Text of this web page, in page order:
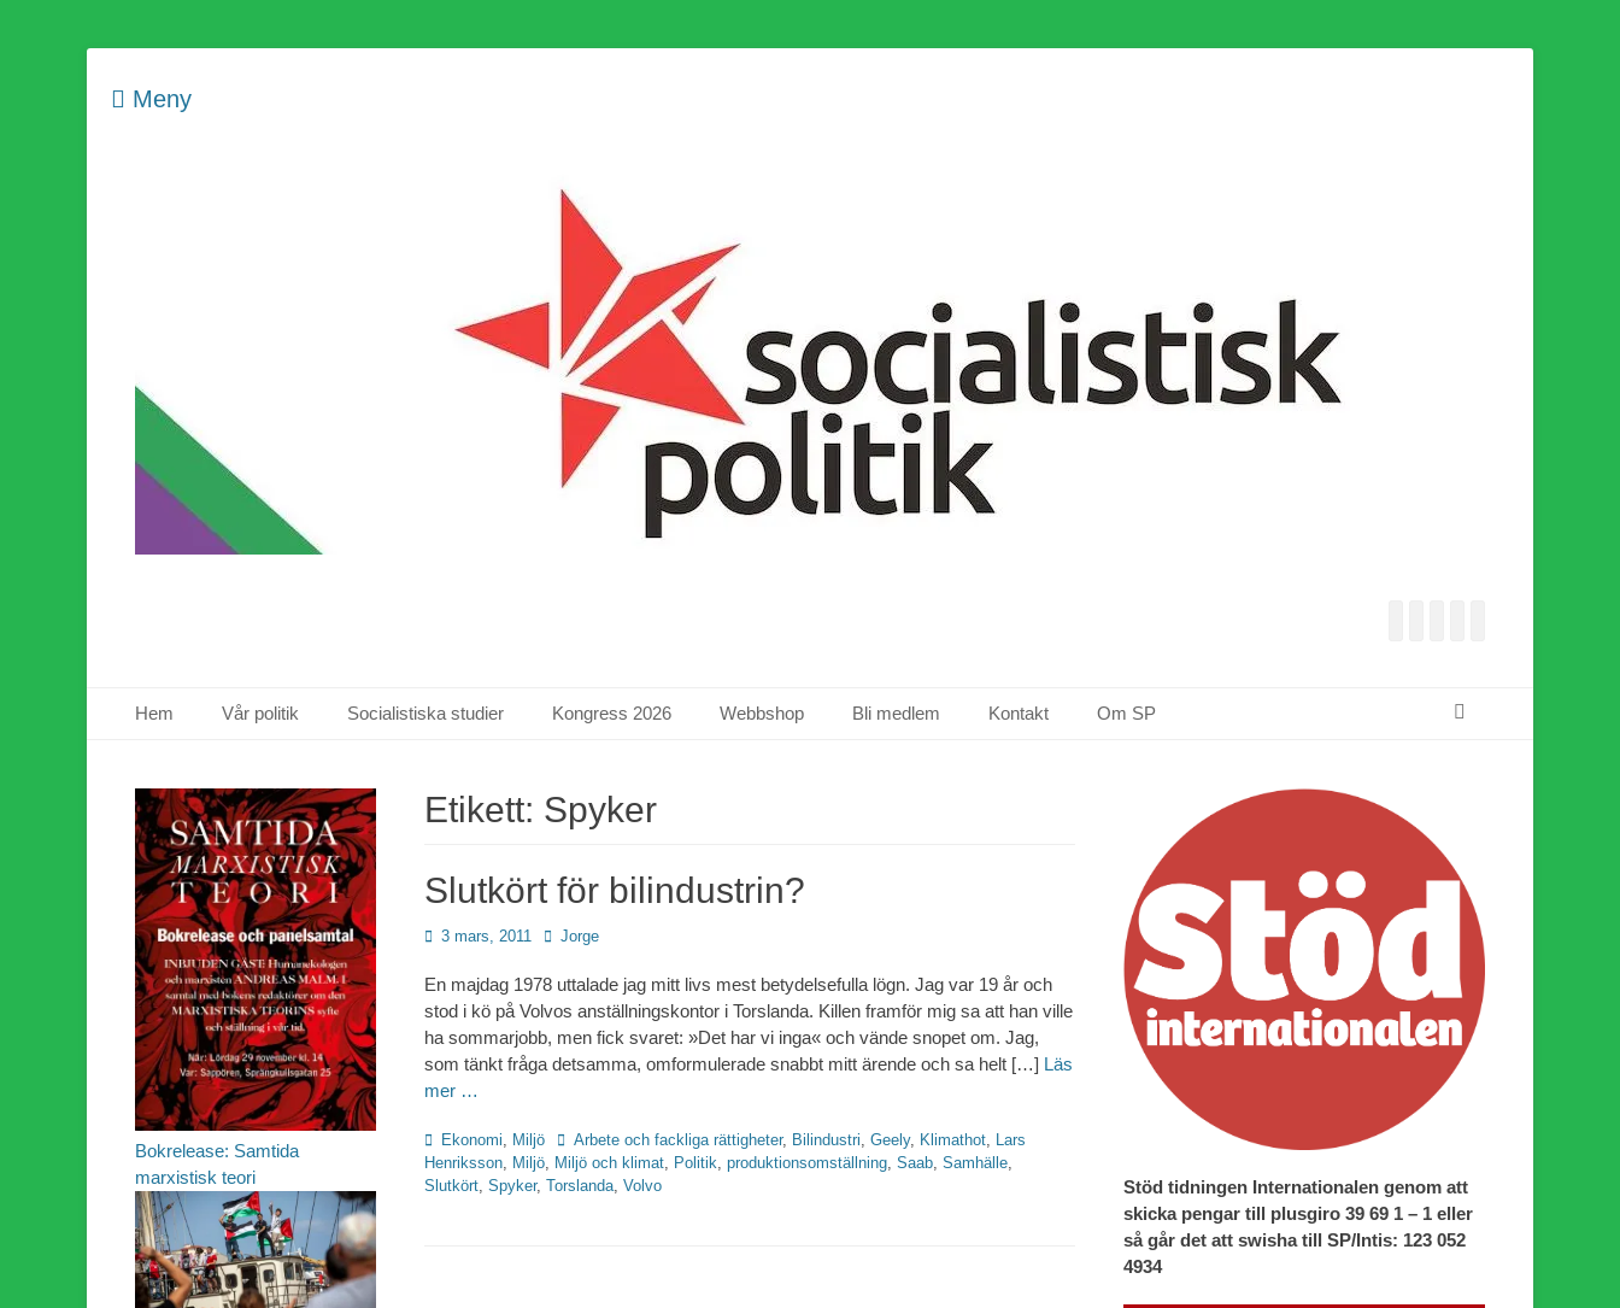
Meny
Primär meny
Hem Vår politik Socialistiska studier Kongress 2026 Webbshop Bli medlem Kontakt Om SP
Etikett: Spyker
Slutkört för bilindustrin?
Publicerad
3 mars, 2011 Författare
Jorge
En majdag 1978 uttalade jag mitt livs mest betydelsefulla lögn. Jag var 19 år och
stod i kö på Volvos anställningskontor i Torslanda. Killen framför mig sa att han ville
ha sommarjobb, men fick svaret: »Det har vi inga« och vände snopet om. Jag,
som tänkt fråga detsamma, omformulerade snabbt mitt ärende och sa helt […] Läs
mer …
Kategorier
Ekonomi, Miljö Etiketter
Arbete och fackliga rättigheter, Bilindustri, Geely, Klimathot, Lars
Henriksson, Miljö, Miljö och klimat, Politik, produktionsomställning, Saab, Samhälle,
Slutkört, Spyker, Torslanda, Volvo
Stöd tidningen Internationalen genom att
skicka pengar till plusgiro 39 69 1 – 1 eller
så går det att swisha till SP/Intis: 123 052
4934
Bokrelease: Samtida
marxistisk teori